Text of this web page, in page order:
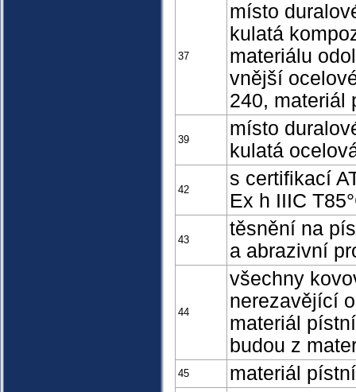
37
místo
kulatá
materiálu
vnější
240, materiál
39
místo
kulatá
42
s certifikací
Ex h IIIC
43
těsnění na
a abrazivní
44
všechny
nerezavějící
materiál
budou z
45
materiál